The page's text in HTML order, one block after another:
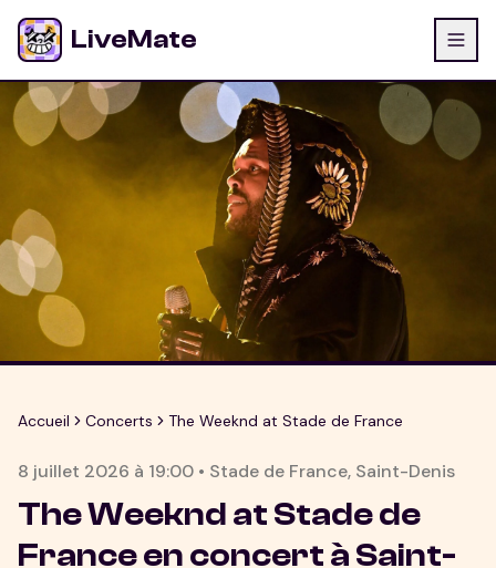
LiveMate
Accueil Concerts The Weeknd at Stade de France
8 juillet 2026 à 19:00 • Stade de France, Saint-Denis
The Weeknd at Stade de
Franceen concert à Saint-